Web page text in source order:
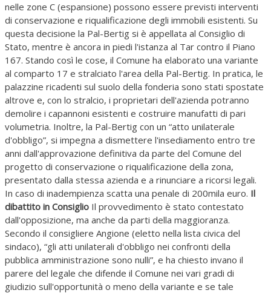
nelle zone C (espansione) possono essere previsti interventi
di conservazione e riqualificazione degli immobili esistenti. Su
questa decisione la Pal-Bertig si è appellata al Consiglio di
Stato, mentre è ancora in piedi l'istanza al Tar contro il Piano
167. Stando così le cose, il Comune ha elaborato una variante
al comparto 17 e stralciato l'area della Pal-Bertig. In pratica, le
palazzine ricadenti sul suolo della fonderia sono stati spostate
altrove e, con lo stralcio, i proprietari dell'azienda potranno
demolire i capannoni esistenti e costruire manufatti di pari
volumetria. Inoltre, la Pal-Bertig con un “atto unilaterale
d'obbligo”, si impegna a dismettere l'insediamento entro tre
anni dall'approvazione definitiva da parte del Comune del
progetto di conservazione o riqualificazione della zona,
presentato dalla stessa azienda e a rinunciare a ricorsi legali.
In caso di inadempienza scatta una penale di 200mila euro. Il
dibattito in Consiglio Il provvedimento è stato contestato
dall'opposizione, ma anche da parti della maggioranza.
Secondo il consigliere Angione (eletto nella lista civica del
sindaco), “gli atti unilaterali d'obbligo nei confronti della
pubblica amministrazione sono nulli”, e ha chiesto invano il
parere del legale che difende il Comune nei vari gradi di
giudizio sull'opportunità o meno della variante e se tale